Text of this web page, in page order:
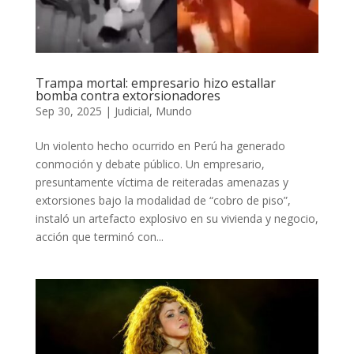
Trampa mortal: empresario hizo estallar
bomba contra extorsionadores
Sep 30, 2025 | Judicial, Mundo
Un violento hecho ocurrido en Perú ha generado
conmoción y debate público. Un empresario,
presuntamente víctima de reiteradas amenazas y
extorsiones bajo la modalidad de “cobro de piso”,
instaló un artefacto explosivo en su vivienda y negocio,
acción que terminó con...